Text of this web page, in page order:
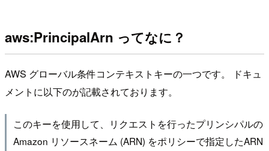
aws:PrincipalArn ってなに？
AWS グローバル条件コンテキストキーの一つです。 ドキュ
メントに以下のが記載されております。
このキーを使用して、リクエストを行ったプリンシパルの
Amazon リソースネーム (ARN) をポリシーで指定したARN